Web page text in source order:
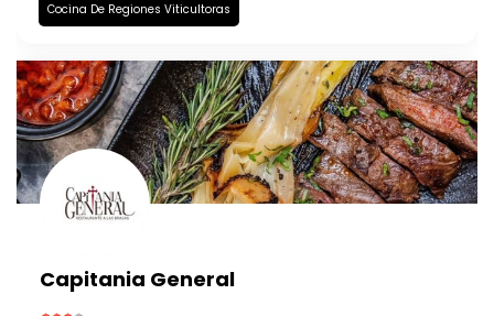
Cocina De Regiones Viticultoras
Capitania General